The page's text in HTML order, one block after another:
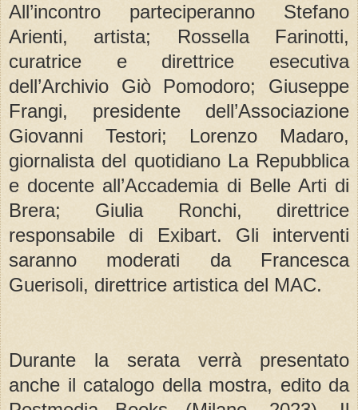
All’incontro parteciperanno Stefano
Arienti, artista; Rossella Farinotti,
curatrice e direttrice esecutiva
dell’Archivio Giò Pomodoro; Giuseppe
Frangi, presidente dell’Associazione
Giovanni Testori; Lorenzo Madaro,
giornalista del quotidiano La Repubblica
e docente all’Accademia di Belle Arti di
Brera; Giulia Ronchi, direttrice
responsabile di Exibart. Gli interventi
saranno moderati da Francesca
Guerisoli, direttrice artistica del MAC.
Durante la serata verrà presentato
anche il catalogo della mostra, edito da